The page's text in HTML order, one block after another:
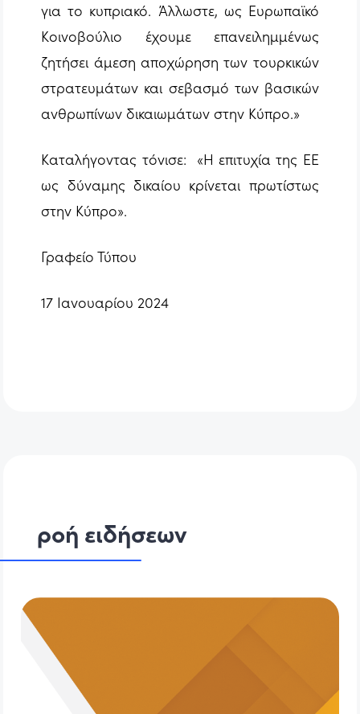
για το κυπριακό. Άλλωστε, ως Ευρωπαϊκό
Κοινοβούλιο έχουμε επανειλημμένως
ζητήσει άμεση αποχώρηση των τουρκικών
στρατευμάτων και σεβασμό των βασικών
ανθρωπίνων δικαιωμάτων στην Κύπρο.»
Καταλήγοντας τόνισε: «Η επιτυχία της ΕΕ
ως δύναμης δικαίου κρίνεται πρωτίστως
στην Κύπρο».
Γραφείο Τύπου
17 Ιανουαρίου 2024
ροή ειδήσεων